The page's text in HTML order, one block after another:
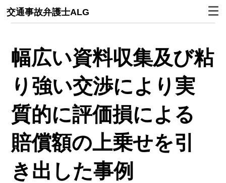
交通事故弁護士ALG
幅広い資料収集及び粘
り強い交渉により実
質的に評価損による
賠償額の上乗せを引
き出した事例